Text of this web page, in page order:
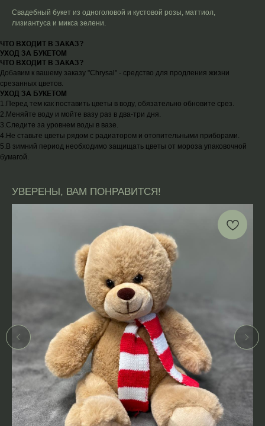
Свадебный букет из одноголовой и кустовой розы, маттиол,
лизиантуса и микса зелени.
ЧТО ВХОДИТ В ЗАКАЗ?
УХОД ЗА БУКЕТОМ
ЧТО ВХОДИТ В ЗАКАЗ?
Добавим к вашему заказу "Chrysal" - средство для продления жизни
срезанных цветов.
УХОД ЗА БУКЕТОМ
1.Перед тем как поставить цветы в воду, обязательно обновите срез.
2.Меняйте воду и мойте вазу раз в два-три дня.
3.Следите за уровнем воды в вазе.
4.Не ставьте цветы рядом с радиатором и отопительными приборами.
5.В зимний период необходимо защищать цветы от мороза упаковочной
бумагой.
УВЕРЕНЫ, ВАМ ПОНРАВИТСЯ!